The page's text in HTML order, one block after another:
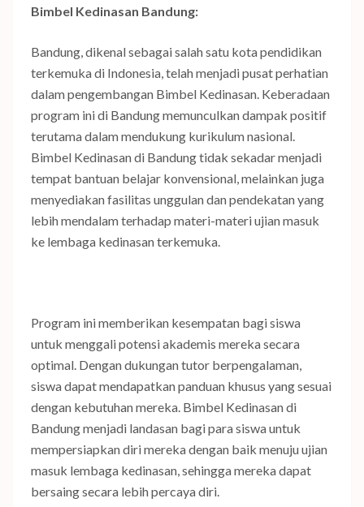
Bimbel Kedinasan Bandung:
Bandung, dikenal sebagai salah satu kota pendidikan
terkemuka di Indonesia, telah menjadi pusat perhatian
dalam pengembangan Bimbel Kedinasan. Keberadaan
program ini di Bandung memunculkan dampak positif
terutama dalam mendukung kurikulum nasional.
Bimbel Kedinasan di Bandung tidak sekadar menjadi
tempat bantuan belajar konvensional, melainkan juga
menyediakan fasilitas unggulan dan pendekatan yang
lebih mendalam terhadap materi-materi ujian masuk
ke lembaga kedinasan terkemuka.
Program ini memberikan kesempatan bagi siswa
untuk menggali potensi akademis mereka secara
optimal. Dengan dukungan tutor berpengalaman,
siswa dapat mendapatkan panduan khusus yang sesuai
dengan kebutuhan mereka. Bimbel Kedinasan di
Bandung menjadi landasan bagi para siswa untuk
mempersiapkan diri mereka dengan baik menuju ujian
masuk lembaga kedinasan, sehingga mereka dapat
bersaing secara lebih percaya diri.